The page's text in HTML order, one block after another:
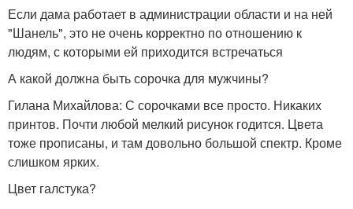
Если дама работает в администрации области и на ней
"Шанель", это не очень корректно по отношению к
людям, с которыми ей приходится встречаться
А какой должна быть сорочка для мужчины?
Гилана Михайлова: С сорочками все просто. Никаких
принтов. Почти любой мелкий рисунок годится. Цвета
тоже прописаны, и там довольно большой спектр. Кроме
слишком ярких.
Цвет галстука?